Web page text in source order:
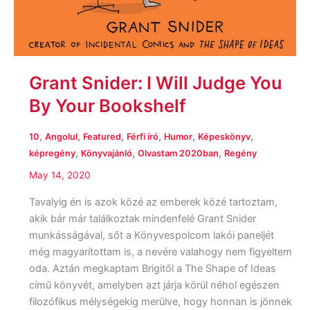
Grant Snider: I Will Judge You
By Your Bookshelf
10, Angolul, Featured, Férfi író, Humor, Képeskönyv,
képregény, Könyvajánló, Olvastam 2020ban, Regény
May 14, 2020
Tavalyig én is azok közé az emberek közé tartoztam,
akik bár már találkoztak mindenfelé Grant Snider
munkásságával, sőt a Könyvespolcom lakói paneljét
még magyarítottam is, a nevére valahogy nem figyeltem
oda. Aztán megkaptam Brigitől a The Shape of Ideas
című könyvét, amelyben azt járja körül néhol egészen
filozófikus mélységekig merülve, hogy honnan is jönnek